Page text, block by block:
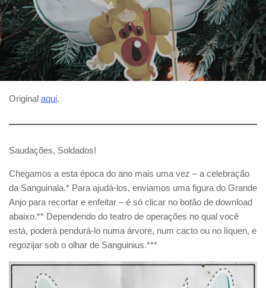
Original aqui.
Saudações, Soldados!
Chegamos a esta época do ano mais uma vez – a celebração
da Sanguinala.* Para ajudá-los, enviamos uma figura do Grande
Anjo para recortar e enfeitar – é só clicar no botão de download
abaixo.** Dependendo do teatro de operações no qual você
está, poderá pendurá-lo numa árvore, num cacto ou no líquen, e
regozijar sob o olhar de Sanguinius.***